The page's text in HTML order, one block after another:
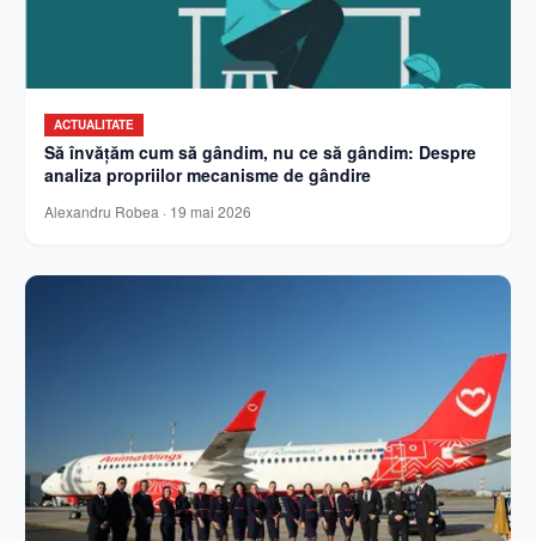
ACTUALITATE
Să învățăm cum să gândim, nu ce să gândim: Despre
analiza propriilor mecanisme de gândire
Alexandru Robea · 19 mai 2026